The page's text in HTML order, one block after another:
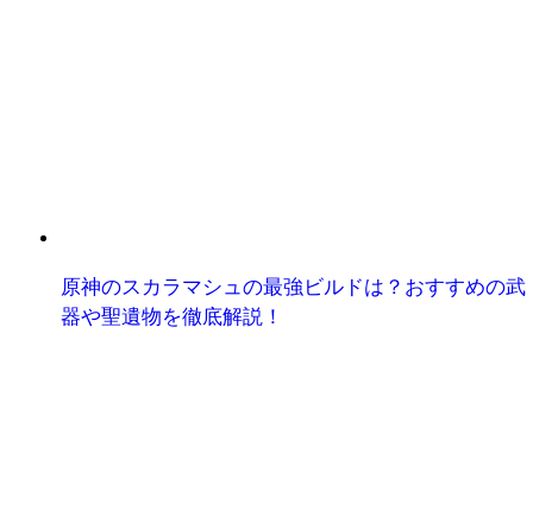
原神のスカラマシュの最強ビルドは？おすすめの武
器や聖遺物を徹底解説！